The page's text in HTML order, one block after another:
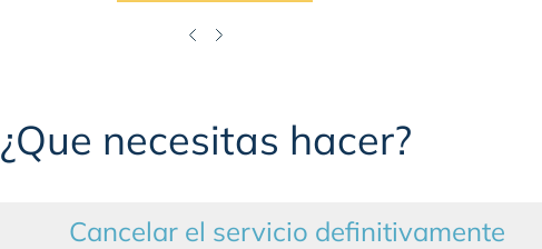
¿Que necesitas hacer?
Cancelar el servicio definitivamente